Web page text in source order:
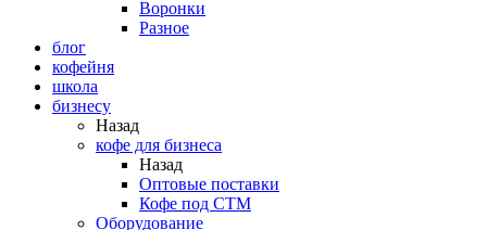
Воронки
Разное
блог
кофейня
школа
бизнесу
Назад
кофе для бизнеса
Назад
Оптовые поставки
Кофе под СТМ
Оборудование